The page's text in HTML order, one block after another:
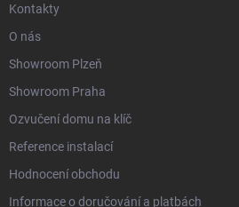
Kontakty
O nás
Showroom Plzeň
Showroom Praha
Ozvučení domu na klíč
Reference instalací
Hodnocení obchodu
Informace o doručování a platbách